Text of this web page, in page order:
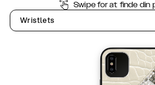
Swipe for at finde din
Wristlets